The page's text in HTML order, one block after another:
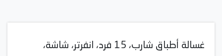
غسالة أطباق شارب، 15 فرد، انفرتر، شاشة،